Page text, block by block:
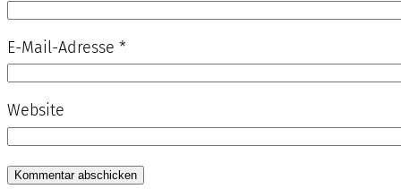
E-Mail-Adresse *
Website